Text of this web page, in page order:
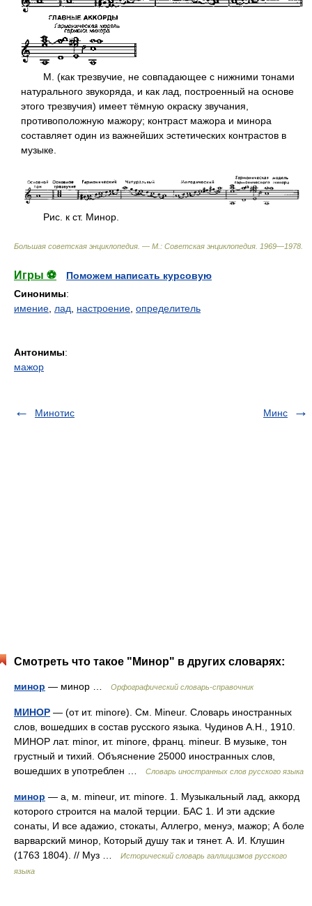
М. (как трезвучие, не совпадающее с нижними тонами
натурального звукоряда, и как лад, построенный на основе
этого трезвучия) имеет тёмную окраску звучания,
противоположную мажору; контраст мажора и минора
составляет один из важнейших эстетических контрастов в
музыке.
Рис. к ст. Минор.
Большая советская энциклопедия. — М.: Советская энциклопедия 1969—1978
Игры ⚽
Поможем написать курсовую
Синонимы:
имение лад настроение определитель
Антонимы:
мажор
Минотис Минс
Смотреть что такое "Минор" в других словарях:
минор — минор … Орфографический словарь-справочник
МИНОР — (от ит. minore). См. Mineur. Словарь иностранных
слов, вошедших в состав русского языка. Чудинов А.Н., 1910.
МИНОР лат. minor, ит. minore, франц. mineur. В музыке, тон
грустный и тихий. Объяснение 25000 иностранных слов,
вошедших в употреблен …
Словарь иностранных слов русского языка
минор — а, м. mineur, ит. minore. 1. Музыкальный лад, аккорд
которого строится на малой терции. БАС 1. И эти адские
сонаты, И все адажио, стокаты, Аллегро, менуэ, мажор; А боле
варварский минор, Который душу так и тянет. А. И. Клушин
(1763 1804). // Муз …
Исторический словарь галлицизмов русского
языка